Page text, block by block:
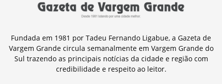
Fundada em 1981 por Tadeu Fernando Ligabue, a Gazeta de
Vargem Grande circula semanalmente em Vargem Grande do
Sul trazendo as principais notícias da cidade e região com
credibilidade e respeito ao leitor.